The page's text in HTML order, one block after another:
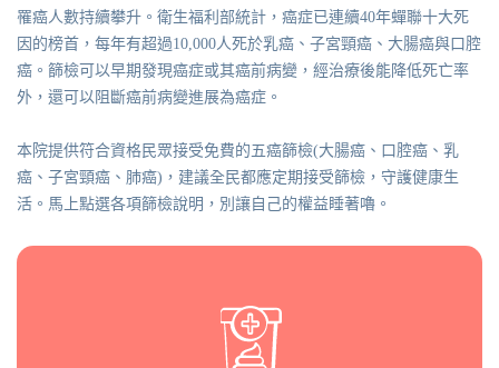
罹癌人數持續攀升。衛生福利部統計，癌症已連續40年蟬聯十大死
因的榜首，每年有超過10,000人死於乳癌、子宮頸癌、大腸癌與口腔
癌。篩檢可以早期發現癌症或其癌前病變，經治療後能降低死亡率
外，還可以阻斷癌前病變進展為癌症。
本院提供符合資格民眾接受免費的五癌篩檢(大腸癌、口腔癌、乳
癌、子宮頸癌、肺癌)，建議全民都應定期接受篩檢，守護健康生
活。馬上點選各項篩檢說明，別讓自己的權益睡著嚕。